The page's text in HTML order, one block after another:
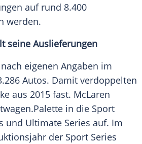
auf rund 8.400
werden.
seine Auslieferungen
eigenen Angaben im
Autos. Damit verdoppelten
aus 2015 fast. McLaren
.Palette in die Sport
und Ultimate Series auf. Im
der Sport Series